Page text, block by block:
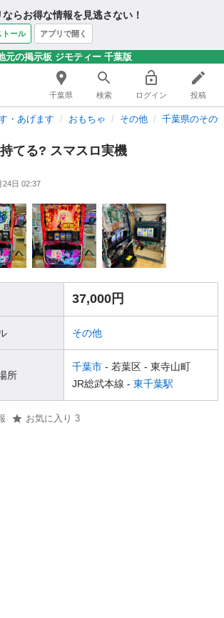
ならお得な情報を見逃さない！
トール アプリで開く
元の掲示板 ジモティー 千葉版
千葉県 検索 ログイン 投稿
・あげます おもちゃ その他 千葉県のその
てる? スマスロ実機
24日 02:37
37,000円
その他
所
千葉市 - 若葉区 - 東寺山町
JR総武本線 - 東千葉駅
お気に入り 3